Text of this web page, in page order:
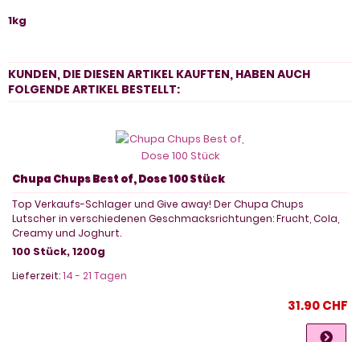
1kg
KUNDEN, DIE DIESEN ARTIKEL KAUFTEN, HABEN AUCH
FOLGENDE ARTIKEL BESTELLT:
Chupa Chups Best of, Dose 100 Stück
Top Verkaufs-Schlager und Give away! Der Chupa Chups
Lutscher in verschiedenen Geschmacksrichtungen: Frucht, Cola,
Creamy und Joghurt.
100 Stück, 1200g
Lieferzeit:14 - 21 Tagen
31.90 CHF